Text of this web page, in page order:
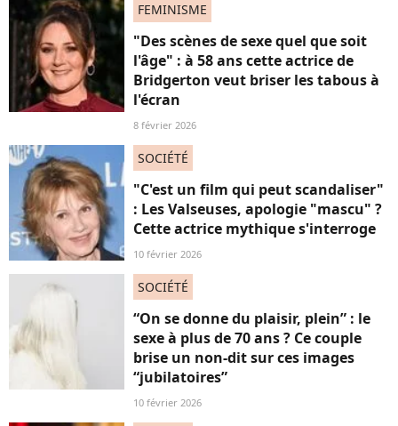
FEMINISME
"Des scènes de sexe quel que soit
l'âge" : à 58 ans cette actrice de
Bridgerton veut briser les tabous à
l'écran
8 février 2026
SOCIÉTÉ
"C'est un film qui peut scandaliser"
: Les Valseuses, apologie "mascu" ?
Cette actrice mythique s'interroge
10 février 2026
SOCIÉTÉ
“On se donne du plaisir, plein” : le
sexe à plus de 70 ans ? Ce couple
brise un non-dit sur ces images
“jubilatoires”
10 février 2026